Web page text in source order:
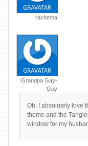
rachmha
Grandpa Gay-
Guy
Oh, I absolutely love
theme and the
window for my